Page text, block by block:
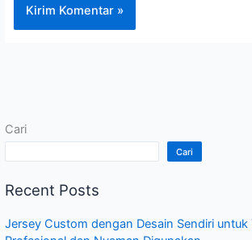
Cari
Cari
Recent Posts
Jersey Custom dengan Desain Sendiri untuk